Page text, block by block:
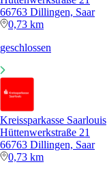
66763 Dillingen, Saar
0,73 km
geschlossen
Kreissparkasse Saarlouis
Hüttenwerkstraße 21
66763 Dillingen, Saar
0,73 km